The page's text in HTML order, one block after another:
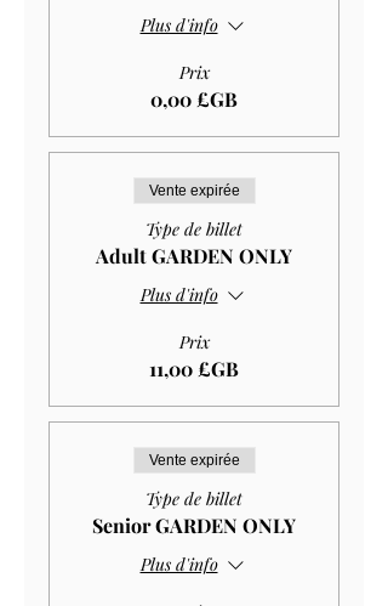
Plus d'info
Prix
0,00 £GB
Vente expirée
Type de billet
Adult GARDEN ONLY
Plus d'info
Prix
11,00 £GB
Vente expirée
Type de billet
Senior GARDEN ONLY
Plus d'info